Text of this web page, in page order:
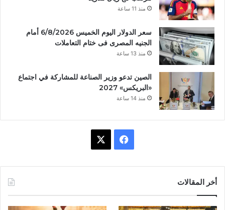
منذ 11 ساعة
سعر الدولار اليوم الخميس 6/8/2026 أمام
الجنيه المصرى فى ختام التعاملات
منذ 13 ساعة
الصين تدعو وزير الصناعة للمشاركة في اجتماع
«البريكس» 2027
منذ 14 ساعة
أخر المقالات